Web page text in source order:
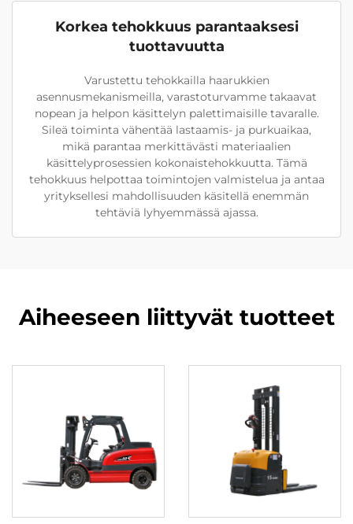
Korkea tehokkuus parantaaksesi
tuottavuutta
Varustettu tehokkailla haarukkien
asennusmekanismeilla, varastoturvamme takaavat
nopean ja helpon käsittelyn palettimaisille tavaralle.
Sileä toiminta vähentää lastaamis- ja purkuaikaa,
mikä parantaa merkittävästi materiaalien
käsittelyprosessien kokonaistehokkuutta. Tämä
tehokkuus helpottaa toimintojen valmistelua ja antaa
yrityksellesi mahdollisuuden käsitellä enemmän
tehtäviä lyhyemmässä ajassa.
Aiheeseen liittyvät tuotteet